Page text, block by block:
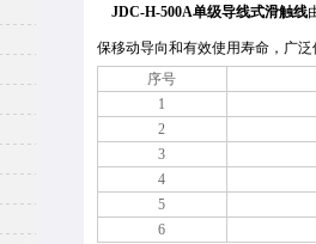
JDC-H-500A单级导线式滑触线
保移动导向和有效使用寿命，广
序号
1
2
3
4
5
6